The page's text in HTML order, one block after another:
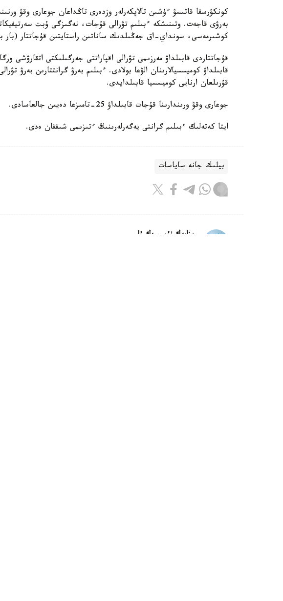
كونكۋرسقا قاتىسۋ ءۇشىن تالاپكەرلەر وزدەرى تاڭداعان جوعارى وقۋ
بەرۋى قاجەت. وتىنىشكە ءبىلىم تۋرالى قۇجات، نەگىزگى ۇبت
كوشىرمەسى، سونداي-اق جەڭىلدىك ساناتىن راستايتىن قۇجاتتار (بار
قۇجاتتاردى قابىلداۋ مەرزىمى تۋرالى اقپاراتتى جەرگىلىكتى اتقارۋشى
قابىلداۋ كوميسسيالارىنان الۋعا بولادى. ءبىلىم بەرۋ گرانتتارىن بەرۋ
قۇرىلعان ارنايى كوميسسيا قابىلدايدى.
جوعارى وقۋ ورىندارىنا قۇجات قابىلداۋ 25-تامىزعا دەيىن جالعاسادى.
ايتا كەتەلىك ءبىلىم گرانتى يەگەرلەرىنىڭ ءتىزىمى شىققان ەدى.
بيلىك جانە ساياسات
ريزابەك نۇسىپبەك ۇلى